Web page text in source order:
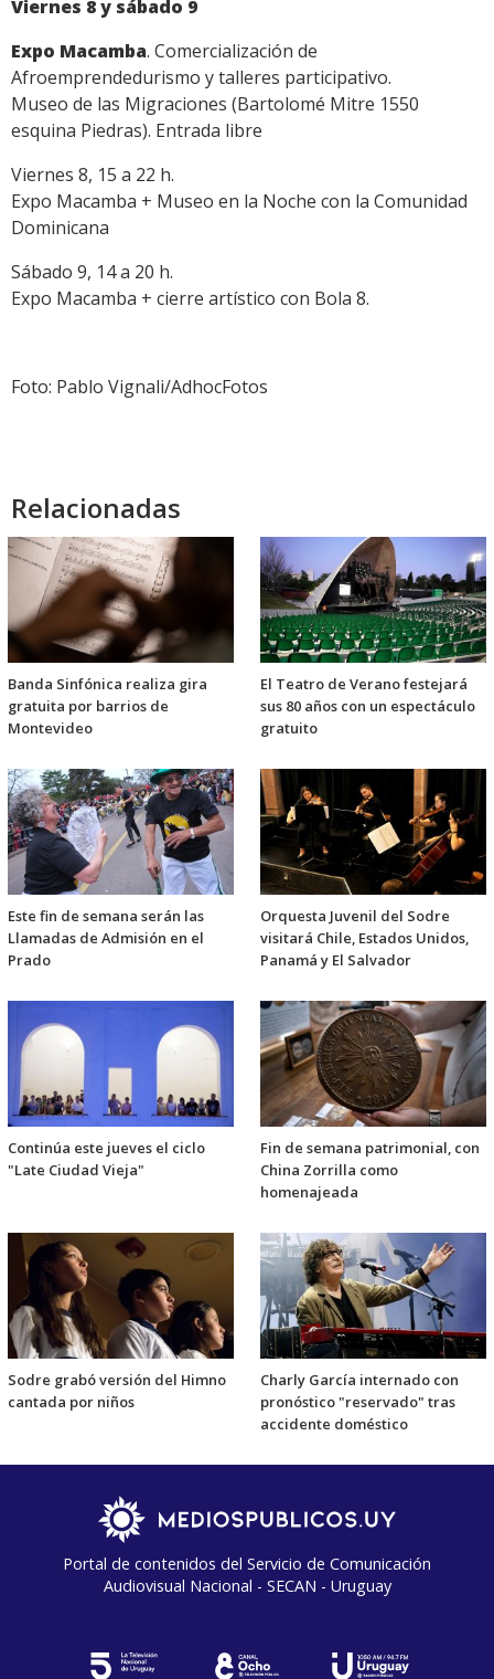
Viernes 8 y sábado 9
Expo Macamba. Comercialización de
Afroemprendedurismo y talleres participativo.
Museo de las Migraciones (Bartolomé Mitre 1550
esquina Piedras). Entrada libre
Viernes 8, 15 a 22 h.
Expo Macamba + Museo en la Noche con la Comunidad
Dominicana
Sábado 9, 14 a 20 h.
Expo Macamba + cierre artístico con Bola 8.
Foto: Pablo Vignali/AdhocFotos
Relacionadas
Banda Sinfónica realiza gira
gratuita por barrios de
Montevideo
El Teatro de Verano festejará
sus 80 años con un espectáculo
gratuito
Este fin de semana serán las
Llamadas de Admisión en el
Prado
Orquesta Juvenil del Sodre
visitará Chile, Estados Unidos,
Panamá y El Salvador
Continúa este jueves el ciclo
"Late Ciudad Vieja"
Fin de semana patrimonial, con
China Zorrilla como
homenajeada
Sodre grabó versión del Himno
cantada por niños
Charly García internado con
pronóstico "reservado" tras
accidente doméstico
Portal de contenidos del Servicio de Comunicación
Audiovisual Nacional - SECAN - Uruguay